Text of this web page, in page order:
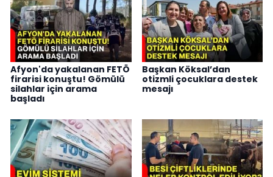
Afyon'da yakalanan FETÖ
firarisi konuştu! Gömülü
silahlar için arama
başladı
Başkan Köksal’dan
otizmli çocuklara destek
mesajı